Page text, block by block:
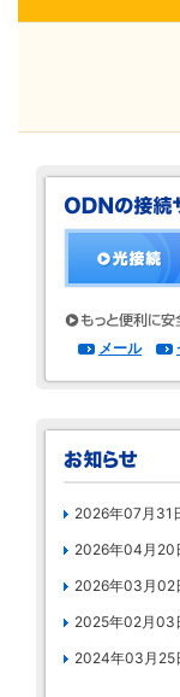
メール
2026年07月31
2026年04月20
2026年03月02
2025年02月03
2024年03月25